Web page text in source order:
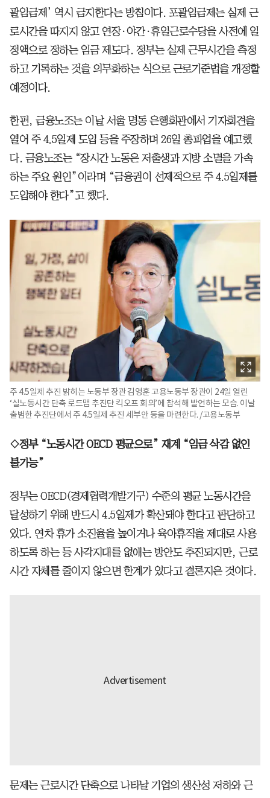
괄임금제’ 역시 금지한다는 방침이다. 포괄임금제는 실제 근
로시간을 따지지 않고 연장·야간·휴일근로수당을 사전에 일
정액으로 정하는 임금 제도다. 정부는 실제 근무시간을 측정
하고 기록하는 것을 의무화하는 식으로 근로기준법을 개정할
예정이다.
한편, 금융노조는 이날 서울 명동 은행회관에서 기자회견을
열어 주 4.5일제 도입 등을 주장하며 26일 총파업을 예고했
다. 금융노조는 “장시간 노동은 저출생과 지방 소멸을 가속
하는 주요 원인”이라며 “금융권이 선제적으로 주 4.5일제를
도입해야 한다”고 했다.
주 4.5일제 추진 밝히는 노동부 장관 김영훈 고용노동부 장관이 24일 열린
‘실노동시간 단축 로드맵 추진단 킥오프 회의’에 참석해 발언하는 모습. 이날
출범한 추진단에서 주 4.5일제 추진 세부안 등을 마련한다. /고용노동부
◇정부 “노동시간 OECD 평균으로” 재계 “임금 삭감 없인
불가능”
정부는 OECD(경제협력개발기구) 수준의 평균 노동시간을
달성하기 위해 반드시 4.5일제가 확산돼야 한다고 판단하고
있다. 연차 휴가 소진율을 높이거나 육아휴직을 제대로 사용
하도록 하는 등 사각지대를 없애는 방안도 추진되지만, 근로
시간 자체를 줄이지 않으면 한계가 있다고 결론지은 것이다.
문제는 근로시간 단축으로 나타날 기업의 생산성 저하와 근